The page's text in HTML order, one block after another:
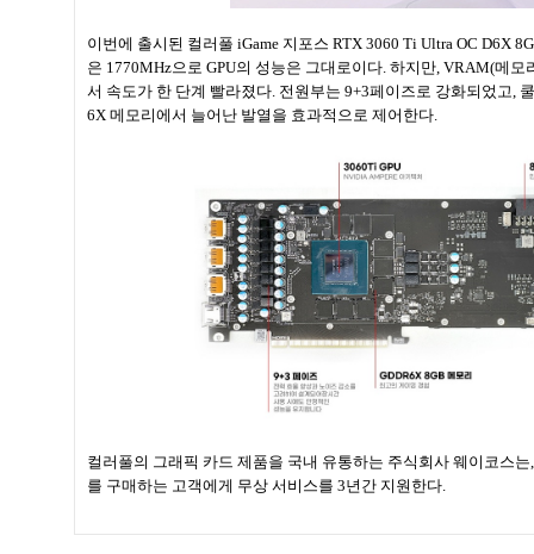
이번에 출시된 컬러풀 iGame 지포스 RTX 3060 Ti Ultra OC D6X
은 1770MHz으로 GPU의 성능은 그대로이다. 하지만, VRAM(메모
서 속도가 한 단계 빨라졌다. 전원부는 9+3페이즈로 강화되었고,
6X 메모리에서 늘어난 발열을 효과적으로 제어한다.
컬러풀의 그래픽 카드 제품을 국내 유통하는 주식회사 웨이코스
를 구매하는 고객에게 무상 서비스를 3년간 지원한다.